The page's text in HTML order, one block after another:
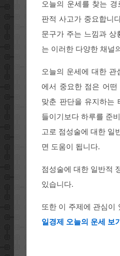
오늘의 운세를 찾는
판적 사고가 중요합니
문구가 주는 느낌과 상
는 이러한 다양한 채널
오늘의 운세에 대한 관
에서 중요한 점은 어
맞춘 판단을 유지하는
들이기보다 하루를 준
고로 점성술에 대한 일
면 도움이 됩니다.
점성술에 대한 일반적
있습니다.
또한 이 주제에 관심이
일경제 오늘의 운세 보기